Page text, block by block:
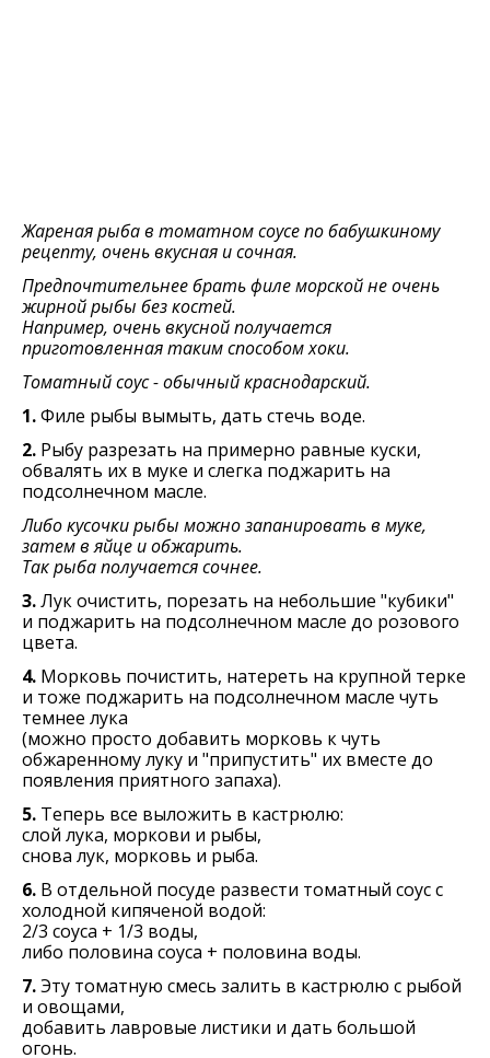
Жареная рыба в томатном соусе по бабушкиному
рецепту, очень вкусная и сочная.
Предпочтительнее брать филе морской не очень
жирной рыбы без костей.
Например, очень вкусной получается
приготовленная таким способом хоки.
Томатный соус - обычный краснодарский.
1.Филе рыбы вымыть, дать стечь воде.
2. Рыбу разрезать на примерно равные куски,
обвалять их в муке и слегка поджарить на
подсолнечном масле.
Либо кусочки рыбы можно запанировать в муке,
затем в яйце и обжарить.
Так рыба получается сочнее.
3.Лук очистить, порезать на небольшие "кубики"
и поджарить на подсолнечном масле до розового
цвета.
4. Морковь почистить, натереть на крупной терке
и тоже поджарить на подсолнечном масле чуть
темнее лука
(можно просто добавить морковь к чуть
обжаренному луку и "припустить" их вместе до
появления приятного запаха).
5. Теперь все выложить в кастрюлю:
слой лука, моркови и рыбы,
снова лук, морковь и рыба.
6. В отдельной посуде развести томатный соус с
холодной кипяченой водой:
2/3 соуса + 1/3 воды,
либо половина соуса + половина воды.
7.Эту томатную смесь залить в кастрюлю с рыбой
и овощами,
добавить лавровые листики и дать большой
огонь.